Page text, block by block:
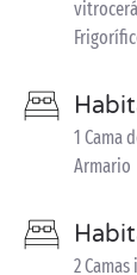
1 Cama
Armario
2